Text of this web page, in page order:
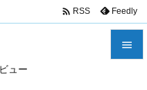
ュー

 RSS Feedly